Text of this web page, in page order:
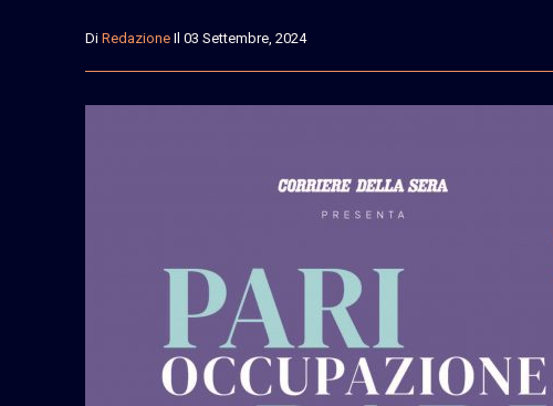
Di Redazione Il 03 Settembre, 2024